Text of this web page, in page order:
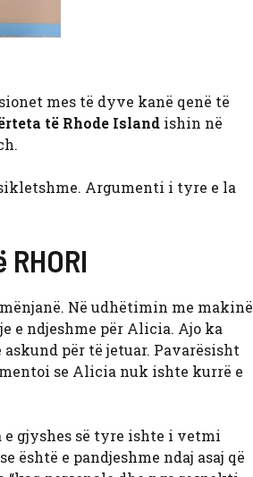
mes të dyve kanë qenë të
të Rhode Island ishin në
Argumenti i tyre e la
Në udhëtimin me makinë
e ndjeshme për Alicia. Ajo ka
për të jetuar. Pavarësisht
se Alicia nuk ishte kurrë e
e gjyshes së tyre ishte i vetmi
është e pandjeshme ndaj asaj që